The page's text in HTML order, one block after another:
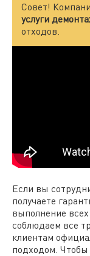
Совет!
услуги
отходов.
Если вы
получаете
выполнение
соблюдаем все
клиентам
подходом.